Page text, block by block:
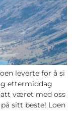
leverte for å si
ettermiddag
været med oss
sitt beste! Loen